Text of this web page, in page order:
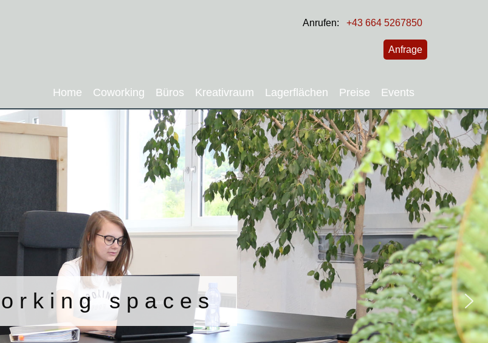
Anrufen: +43 664 5267850
Anfrage
Home Coworking Büros Kreativraum Lagerflächen Preise Events
spaces